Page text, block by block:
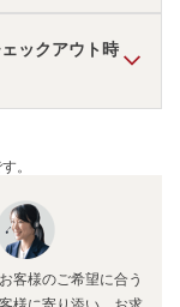
ックアウト時
。
客様のご希望に合う